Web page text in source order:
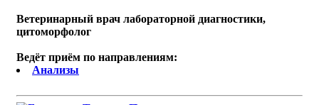
Ветеринарный врач лабораторной диагностики,
цитоморфолог
Ведёт приём по направлениям:
Анализы